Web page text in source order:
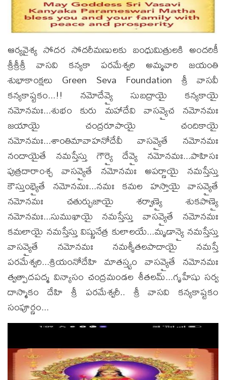
ఆర్యవైశ్య సోదర సోదరీమణులకు బంధుమిత్రులకి అందరికీ
శ్రీశ్రీశ్రీ వాసవి కన్యకా పరమేశ్వరి అమ్మవారి జయంతి
శుభాకాంక్షలు Green Seva Foundation శ్రీ వాసవీ
కన్యకాష్టకం...!! నమోదేవ్యై సుబద్రాయై కన్యకాయై
నమోనమః...శుభం కురు మహాదేవి వాసవ్యైచ నమోనమః
జయాయై చంద్రరూపాయై చందికాయై
నమోనమః...శాంతిమావాహనోదేవీ వాసవ్యైతే నమోనమః
నందాయైతే నమస్తేస్తు గౌర్యై దేవ్యై నమోనమః...పాహిసః
పుత్రదారాంశ్చ వాసవ్యైతే నమోనమః అపర్ణాయై నమస్తేస్తు
కౌస్తుంభ్యైతే నమోనమః...నమః కమల హస్తాయై వాసవ్యైతే
నమోనమః చతుర్భుజాయై శర్వాణ్యై శుకపాణ్యై
నమోనమః...సుముఖాయై నమస్తేస్తు వాసవ్యైతే నమోనమః
కమలాయై నమస్తేస్తు విష్ణునేత్ర కులాలయే...మృడాన్యై నమస్తేస్తు
వాసవ్యైతే నమోనమః నమశ్శీతలపాదాయై నమస్తే
పరమేశ్వరి...శ్రియంనోదేహి మాతస్త్వం వాసవ్యైతే నమోనమః
త్వత్పాదపద్మ విన్యాసం చంద్రమండల శీతలమ్...గృహేషు సర్వ
దాస్మాకం దేహి శ్రీ పరమేశ్వరీ.. శ్రీ వాసవి కన్యకాష్టకం
సంపూర్ణం...